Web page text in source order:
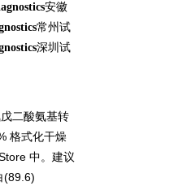
安徽
常州试
深圳试
二酸氨基转
格式化干燥
中。建议
(89.6)